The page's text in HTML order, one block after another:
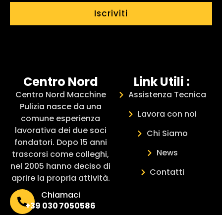
Iscriviti
Centro Nord
Centro Nord Macchine
Pulizia nasce da una
comune esperienza
lavorativa dei due soci
fondatori. Dopo 15 anni
trascorsi come colleghi,
nel 2005 hanno deciso di
aprire la propria attività.
Chiamaci
+39 030 7050586
Link Utili :
Assistenza Tecnica
Lavora con noi
Chi Siamo
News
Contatti